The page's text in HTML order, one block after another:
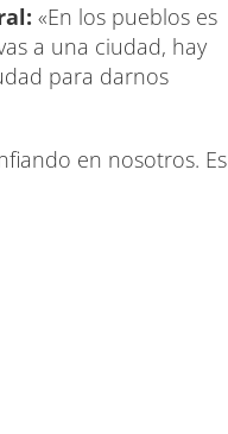
«En los pueblos es
a una ciudad, hay
para darnos
en nosotros. Es